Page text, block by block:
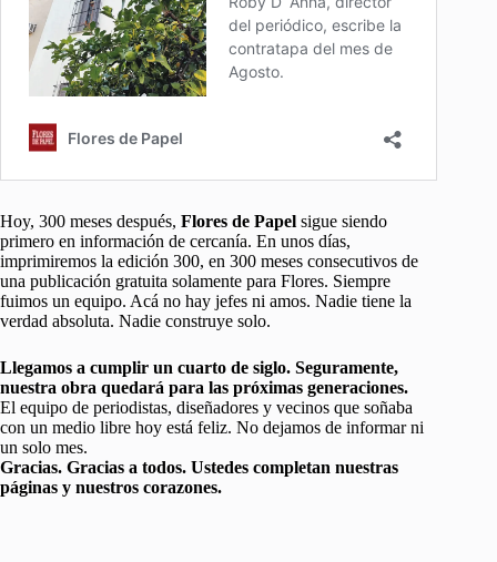
Hoy, 300 meses después, Flores de Papel sigue siendo
primero en información de cercanía. En unos días,
imprimiremos la edición 300, en 300 meses consecutivos de
una publicación gratuita solamente para Flores. Siempre
fuimos un equipo. Acá no hay jefes ni amos. Nadie tiene la
verdad absoluta. Nadie construye solo.
Llegamos a cumplir un cuarto de siglo. Seguramente,
nuestra obra quedará para las próximas generaciones.
El equipo de periodistas, diseñadores y vecinos que soñaba
con un medio libre hoy está feliz. No dejamos de informar ni
un solo mes.
Gracias. Gracias a todos. Ustedes completan nuestras
páginas y nuestros corazones.